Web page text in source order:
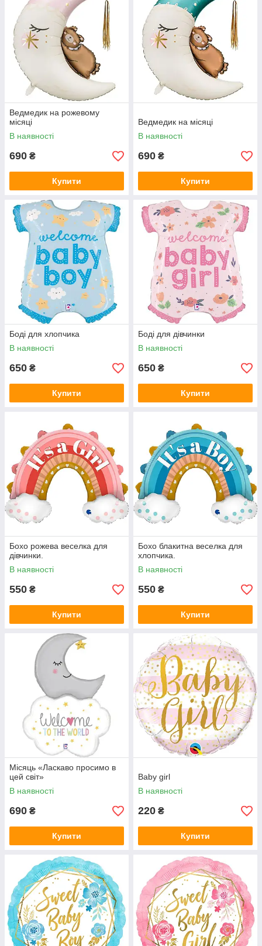
Ведмедик на рожевому
місяці
В наявності
690 ₴
Купити
Ведмедик на місяці
В наявності
690 ₴
Купити
Боді для хлопчика
В наявності
650 ₴
Купити
Боді для дівчинки
В наявності
650 ₴
Купити
Бохо рожева веселка для
дівчинки.
В наявності
550 ₴
Купити
Бохо блакитна веселка для
хлопчика.
В наявності
550 ₴
Купити
Місяць «Ласкаво просимо в
цей світ»
В наявності
690 ₴
Купити
Baby girl
В наявності
220 ₴
Купити